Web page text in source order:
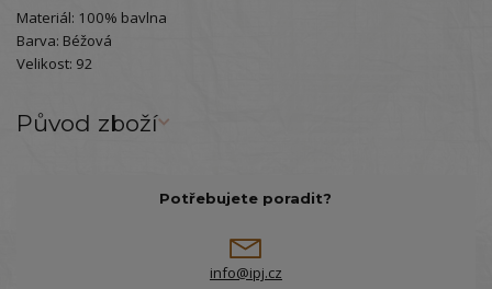
Materiál: 100% bavlna
Barva: Béžová
Velikost: 92
Původ zboží
Potřebujete poradit?
info@ipj.cz